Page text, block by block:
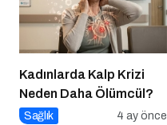
Kadınlarda Kalp Krizi
Neden Daha Ölümcül?
Sağlık 4 ay önce